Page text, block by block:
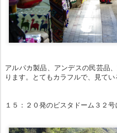
アルパカ製品、アンデスの民芸品
ります。とてもカラフルで、見てい
１５：２０発のビスタドーム３２号